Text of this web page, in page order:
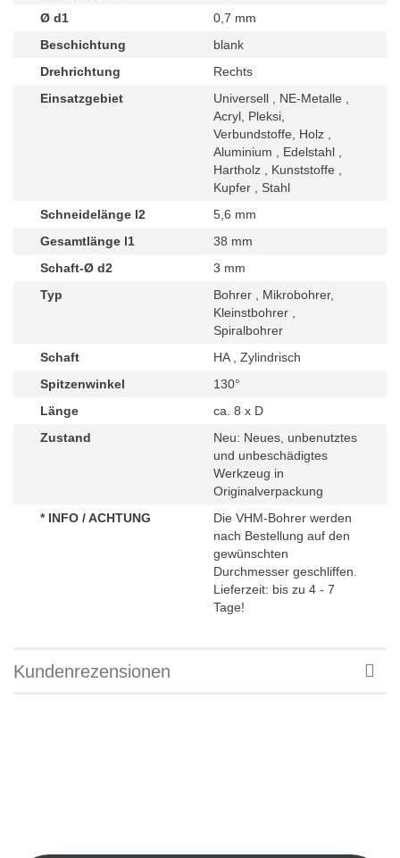
Ø d1
0,7 mm
Beschichtung
blank
Drehrichtung
Rechts
Einsatzgebiet
Universell , NE-Metalle ,
Acryl, Pleksi,
Verbundstoffe, Holz ,
Aluminium , Edelstahl ,
Hartholz , Kunststoffe ,
Kupfer , Stahl
Schneidelänge l2
5,6 mm
Gesamtlänge l1
38 mm
Schaft-Ø d2
3 mm
Typ
Bohrer , Mikrobohrer,
Kleinstbohrer ,
Spiralbohrer
Schaft
HA , Zylindrisch
Spitzenwinkel
130°
Länge
ca. 8 x D
Zustand
Neu: Neues, unbenutztes
und unbeschädigtes
Werkzeug in
Originalverpackung
* INFO / ACHTUNG
Die VHM-Bohrer werden
nach Bestellung auf den
gewünschten
Durchmesser geschliffen.
Lieferzeit: bis zu 4 - 7
Tage!
Kundenrezensionen